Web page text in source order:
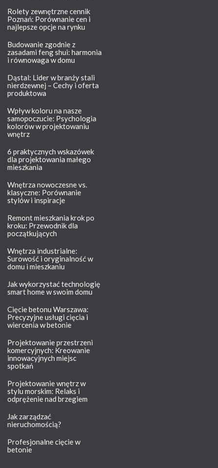
Rolety zewnętrzne cennik
Poznań: Porównanie cen i
najlepsze opcje na rynku
Budowanie zgodnie z
zasadami feng shui: harmonia
i równowaga w domu
Dąstal: Lider w branży stali
nierdzewnej – Cechy i oferta
produktowa
Wpływ koloru na nasze
samopoczucie: Psychologia
kolorów w projektowaniu
wnętrz
6 praktycznych wskazówek
dla projektowania małego
mieszkania
Wnętrza nowoczesne vs.
klasyczne: Porównanie
stylów i inspiracje
Remont mieszkania krok po
kroku: Przewodnik dla
początkujących
Wnętrza industrialne:
Surowość i oryginalność w
domu i mieszkaniu
Jak wykorzystać technologię
smart home w swoim domu
Cięcie betonu Warszawa:
Precyzyjne usługi cięcia i
wiercenia w betonie
Projektowanie przestrzeni
komercyjnych: Kreowanie
innowacyjnych miejsc
spotkań
Projektowanie wnętrz w
stylu morskim: Relaks i
odprężenie nad brzegiem
Jak zarządzać
nieruchomością?
Profesjonalne cięcie w
betonie